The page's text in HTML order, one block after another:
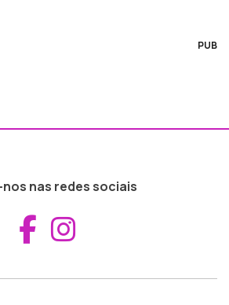
PUB
nas redes sociais
Aceder ao